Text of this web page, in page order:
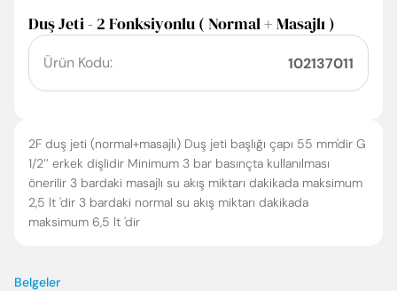
Duş Jeti - 2 Fonksiyonlu ( Normal + Masajlı )
Ürün Kodu: 102137011
2F duş jeti (normal+masajlı) Duş jeti başlığı çapı 55 mm'dir G
1/2’’ erkek dişlidir Minimum 3 bar basınçta kullanılması
önerilir 3 bardaki masajlı su akış miktarı dakikada maksimum
2,5 lt 'dir 3 bardaki normal su akış miktarı dakikada
maksimum 6,5 lt 'dir
Belgeler